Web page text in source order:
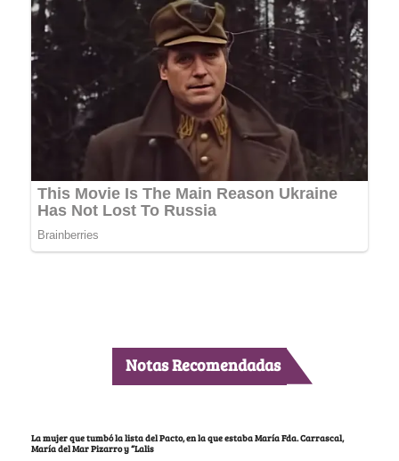
Notas Recomendadas
La mujer que tumbó la lista del Pacto, en la que estaba María Fda. Carrascal,
María del Mar Pizarro y “Lalis